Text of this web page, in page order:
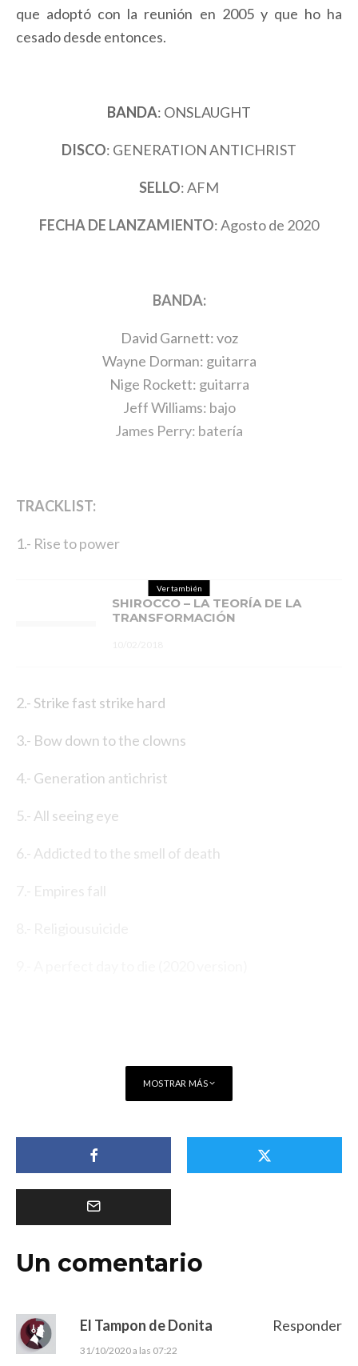
que adoptó con la reunión en 2005 y que ho ha
cesado desde entonces.
BANDA: ONSLAUGHT
DISCO: GENERATION ANTICHRIST
SELLO: AFM
FECHA DE LANZAMIENTO: Agosto de 2020
BANDA:
David Garnett: voz
Wayne Dorman: guitarra
Nige Rockett: guitarra
Jeff Williams: bajo
James Perry: batería
TRACKLIST:
1.- Rise to power
Ver también
SHIROCCO – LA TEORÍA DE LA
TRANSFORMACIÓN
2.- Strike fast strike hard
3.- Bow down to the clowns
4.- Generation antichrist
5.- All seeing eye
6.- Addicted to the smell of death
7.- Empires fall
MOSTRAR MÁS
Un comentario
El Tampon de Donita
31/10/2020 a las 07:22
Responder